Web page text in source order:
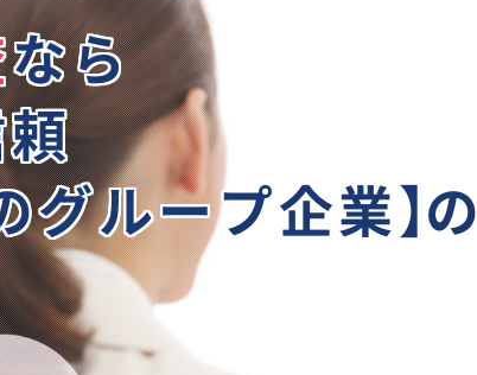
なら
頼
グループ企業】
の